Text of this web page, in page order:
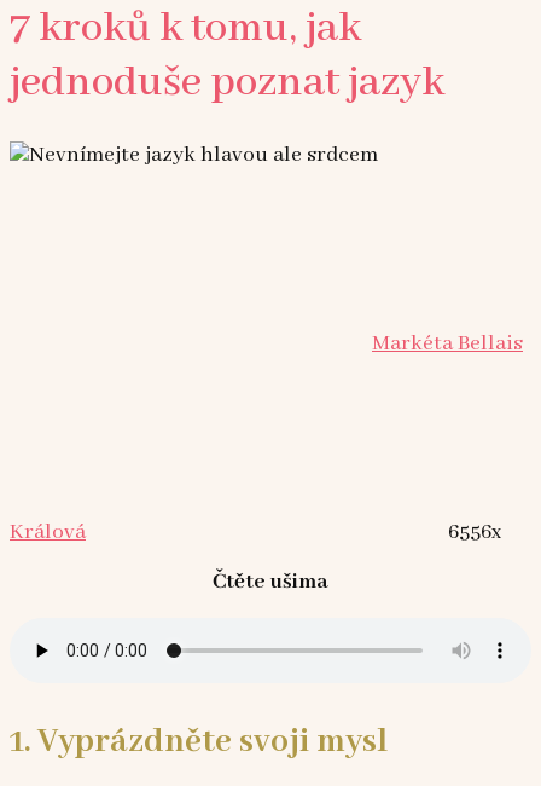
7 kroků k tomu, jak
jednoduše poznat jazyk
Markéta Bellais
Králová
6556x
Čtěte ušima
1. Vyprázdněte svoji mysl